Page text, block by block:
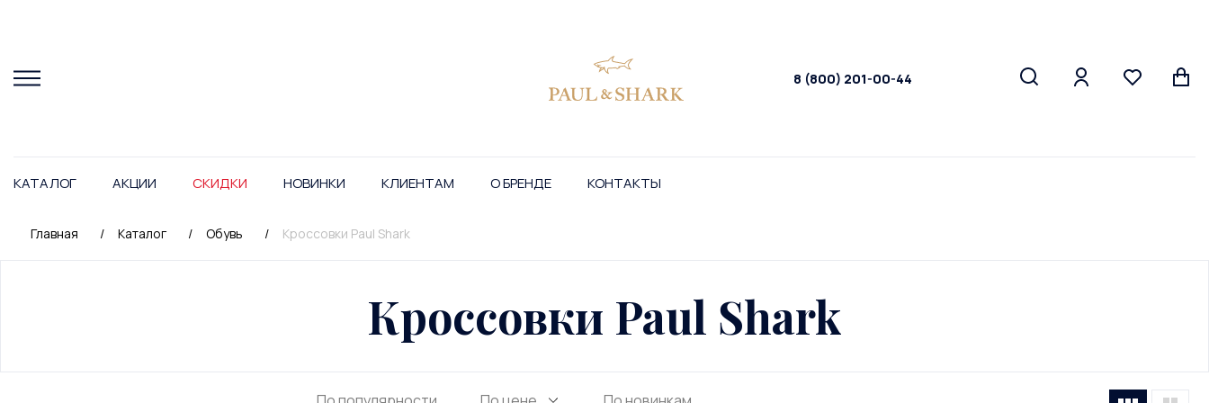
8 (800) 201-00-44
КАТАЛОГ АКЦИИ СКИДКИ НОВИНКИ КЛИЕНТАМ О БРЕНДЕ КОНТАКТЫ
Главная / Каталог / Обувь / Кроссовки Paul Shark
Кроссовки Paul Shark